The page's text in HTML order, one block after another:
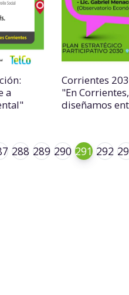
a
Corrientes
"En
diseñamos
288 289 290 291 292